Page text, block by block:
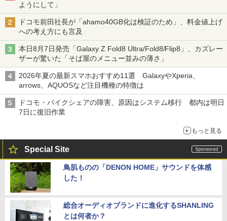
ようにして」
ドコモ前田社長が「ahamo40GB化は検証のため」、料金値上げ
への考え方にも言及
本日8月7日発売「Galaxy Z Fold8 Ultra/Fold8/Flip8」、カズレー
ザーが驚いた「そば屋のメニュー並みの薄さ」
2026年夏の最新スマホおすすめ11選 GalaxyやXperia、
arrows、AQUOSなど注目機種の特徴は
ドコモ・バイクシェアの障害、原因はシステム移行 都内は明日
7日に復旧作業
もっと見る
Special Site
鳥肌ものの「DENON HOME」サウンドを体感
した！
総合オーディオブランドに進化するSHANLING
とは何者か？